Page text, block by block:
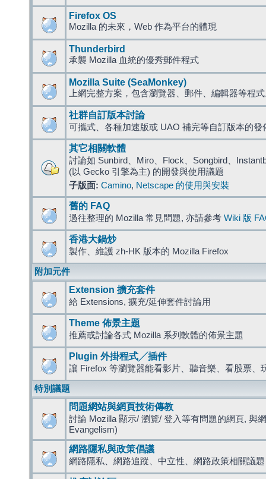
Firefox OS
Mozilla 的未來，Web 作為平台的體現
Thunderbird
承襲 Mozilla 血統的優秀郵件程式
Mozilla Suite (SeaMonkey)
上網完整方案，包含瀏覽器、郵件、編輯器等程
社群自訂版本討論
可攜式、各種加速版或 UAO 補完等自訂版本的發
其它相關軟體
討論如 Sunbird、Miro、Flock、Songbird、
(以 Gecko 引擎為主) 的開發與使用議題
子版面: Camino, Netscape 的使用與安裝
舊的 FAQ
過往整理的 Mozilla 常見問題, 亦請參考 Wiki 版
香港大鍋炒
製作、維護 zh-HK 版本的 Mozilla Firefox
附加元件
Extension 擴充套件
給 Extensions, 擴充/延伸套件討論用
Theme 佈景主題
推薦或討論各式 Mozilla 系列軟體的佈景主題
Plugin 外掛程式╱插件
讓 Firefox 等瀏覽器能看影片、聽音樂、看股票、
特別議題
問題網站與網頁技術傳教
討論 Mozilla 顯示/ 瀏覽/ 登入等有問題的網頁, 與
Evangelism)
網路隱私與政策倡議
網路隱私、網路追蹤、中立性、網路政策相關議題